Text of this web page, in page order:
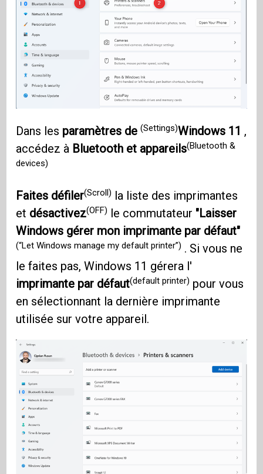
Dans les paramètres de(Settings)Windows 11 ,
accédez à Bluetooth et appareils(Bluetooth &
devices)
Faites défiler(Scroll)
la liste des imprimantes
et désactivez(OFF) le commutateur "Laisser
Windows gérer mon imprimante par défaut"
(“Let Windows manage my default printer”) . Si vous ne
le faites pas, Windows 11 gérera l'
imprimante par défaut(default printer) pour vous
en sélectionnant la dernière imprimante
utilisée sur votre appareil.